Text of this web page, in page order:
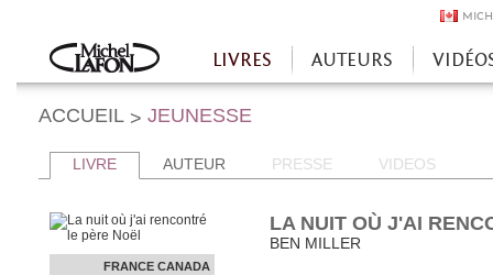
Accueil
LIVRES AUTEURS
ACCUEIL > JEUNESSE
LIVRE AUTEUR PRESSE VIDEOS
FRANCE CANADA
LA NUIT OÙ J'AI
BEN MILLER